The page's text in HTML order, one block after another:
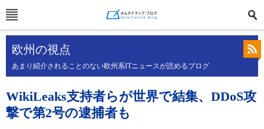
欧州の視点
あまり紹介されることのない欧州系ITニュースが読めるブログ
WikiLeaks支持者らが世界で結集、DDoS攻
撃で第2号の逮捕者も